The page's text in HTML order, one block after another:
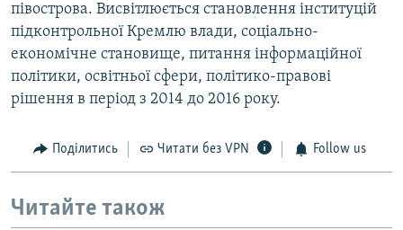
півострова. Висвітлюється становлення інституцій
підконтрольної Кремлю влади, соціально-
економічне становище, питання інформаційної
політики, освітньої сфери, політико-правові
рішення в період з 2014 до 2016 року.
Поділитись Читати без VPN Follow us
Читайте також